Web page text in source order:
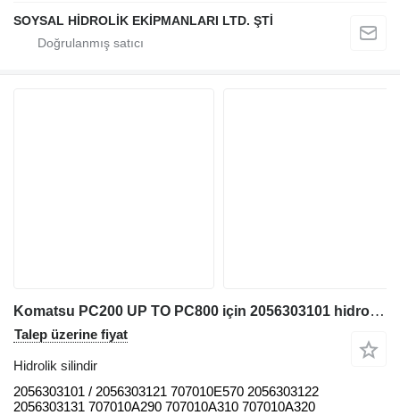
SOYSAL HİDROLİK EKİPMANLARI LTD. ŞTİ
Komatsu PC200 UP TO PC800 için 2056303101 hidrolik silindir
Talep üzerine fiyat
Hidrolik silindir
2056303101 / 2056303121 707010E570 2056303122
2056303131 707010A290 707010A310 707010A320